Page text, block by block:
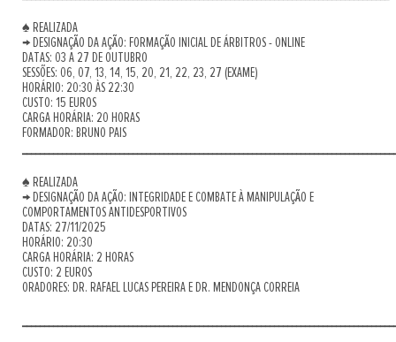
♠ REALIZADA
→ DESIGNAÇÃO DA AÇÃO: FORMAÇÃO INICIAL DE ÁRBITROS - ONLINE
DATAS: 03 A 27 DE OUTUBRO
SESSÕES: 06, 07, 13, 14, 15, 20, 21, 22, 23, 27 (EXAME)
HORÁRIO: 20:30 ÀS 22:30
CUSTO: 15 EUROS
CARGA HORÁRIA: 20 HORAS
FORMADOR: BRUNO PAIS
♠ REALIZADA
→ DESIGNAÇÃO DA AÇÃO: INTEGRIDADE E COMBATE À MANIPULAÇÃO E
COMPORTAMENTOS ANTIDESPORTIVOS
DATAS: 27/11/2025
HORÁRIO: 20:30
CARGA HORÁRIA: 2 HORAS
CUSTO: 2 EUROS
ORADORES: DR. RAFAEL LUCAS PEREIRA E DR. MENDONÇA CORREIA